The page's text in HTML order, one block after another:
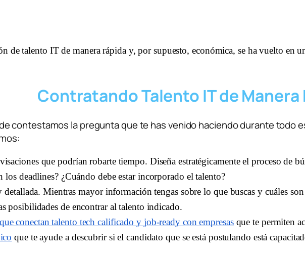
de talento IT de manera rápida y, por supuesto, económica, se ha vuelto en
Contratando Talento IT de Manera
contestamos la pregunta que te has venido haciendo durante todo
que podrían robarte tiempo. Diseña estratégicamente el proceso de
los deadlines? ¿Cuándo debe estar incorporado el talento?
detallada. Mientras mayor información tengas sobre lo que buscas y cuáles
posibilidades de encontrar al talento indicado.
conectan talento tech calificado y job-ready con empresas que te permiten
que te ayude a descubrir si el candidato que se está postulando está